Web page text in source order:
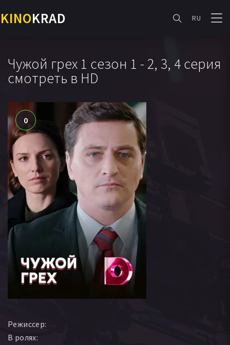
KINOKRAD RU
Чужой грех 1 сезон 1 - 2, 3, 4 серия
смотреть в HD
0
Режиссер:
В ролях: